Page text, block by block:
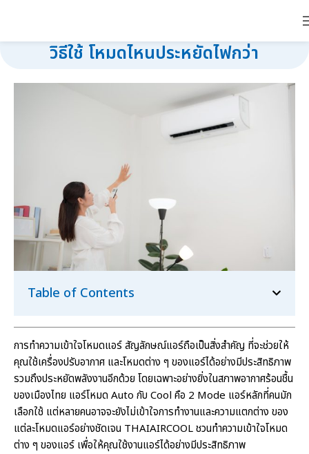
แอร์โหมด Auto กับ Cool ต่างกันยังไง
วิธีใช้ โหมดไหนประหยัดไฟกว่า
Table of Contents
การทำความเข้าใจโหมดแอร์ สัญลักษณ์แอร์ถือเป็นสิ่งสำคัญ ที่จะช่วยให้
คุณใช้เครื่องปรับอากาศ และโหมดต่าง ๆ ของแอร์ได้อย่างมีประสิทธิภาพ
รวมถึงประหยัดพลังงานอีกด้วย โดยเฉพาะอย่างยิ่งในสภาพอากาศร้อนชื้น
ของเมืองไทย แอร์โหมด Auto กับ Cool คือ 2 Mode แอร์หลักที่คนมัก
เลือกใช้ แต่หลายคนอาจจะยังไม่เข้าใจการทำงานและความแตกต่าง ของ
แต่ละโหมดแอร์อย่างชัดเจน THAIAIRCOOL ชวนทำความเข้าใจโหมด
ต่าง ๆ ของแอร์ เพื่อให้คุณใช้งานแอร์ได้อย่างมีประสิทธิภาพ